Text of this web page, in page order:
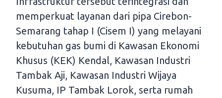
memperkuat layanan dari pipa Cirebon-
Semarang tahap I (Cisem I) yang melayani
kebutuhan gas bumi di Kawasan Ekonomi
Khusus (KEK) Kendal, Kawasan Industri
Tambak Aji, Kawasan Industri Wijaya
Kusuma, IP Tambak Lorok, serta rumah